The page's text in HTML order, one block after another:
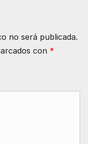
no será publicada.
con *